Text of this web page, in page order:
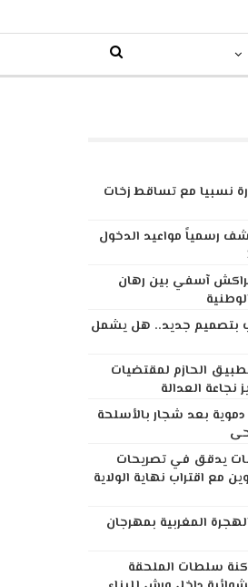
نسبيا مع تساقط زخات
رسمياً مواعيد الدخول
آسفي بين رهان
بتصميم جديد.. هل يشمل
الحازم لمقتضيات
نجاعة العدالة
بعد شجار بالأسلحة
يدقق في تصريحات
مع اقتراب نهاية الولاية
المغربية بمهرجان
سلطات الملحقة